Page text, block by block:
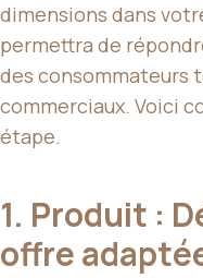
dimensions dans
permettra de
des consommateurs
commerciaux. Voici
étape.
1. Produit :
offre